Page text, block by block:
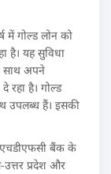
में गोल्ड लोन को
है। यह सुविधा
साथ अपने
रहा है। गोल्ड
उपलब्ध हैं। इसकी
एचडीएफसी बैंक के
प्रदेश और